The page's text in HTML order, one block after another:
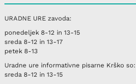
URADNE UREzavoda:
ponedeljek8-12 in 13-15
sreda 8-12 in 13-17
petek8-13
Uradne ure informativne pisarne Krško so:
sreda 8-12 in 13-15